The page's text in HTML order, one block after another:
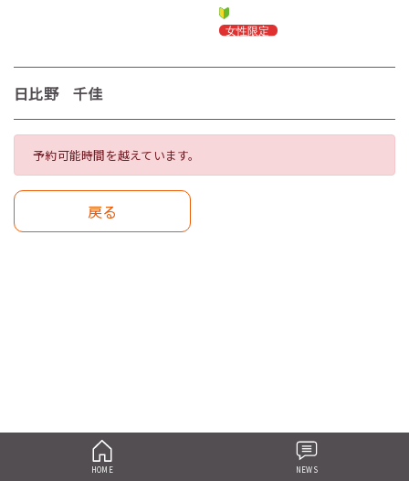
日比野 千佳
予約可能時間を越えています。
戻る
HOME NEWS